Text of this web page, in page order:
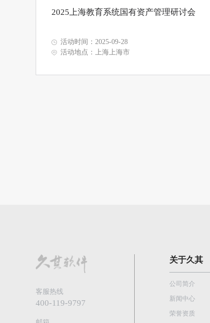
2025上海教育系统国有资产管理研讨会
活动时间：2025-09-28
活动地点：上海上海市
客服热线
400-119-9797
关于久其
公司简介
新闻中心
荣誉资质